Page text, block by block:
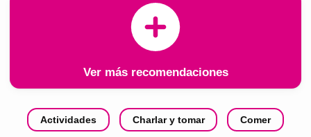
Ver más recomendaciones
Actividades Charlar y tomar Comer